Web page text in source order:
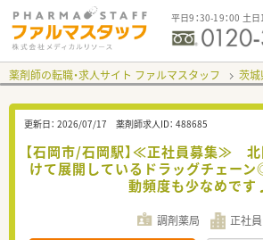
平日9：30-19：00 土日
薬剤師の転職・求人サイト ファルマスタッフ 茨
更新日： 2026/07/17 薬剤師求人ID： 488685
【石岡市/石岡駅】≪正社員募集≫
けて展開しているドラッグチェー
動頻度も少なめです
調剤薬局 正社員